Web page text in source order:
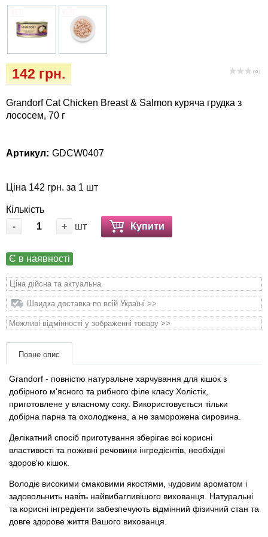
( 0 )
142 грн.
Grandorf Cat Chicken Breast & Salmon куряча грудка з
лососем, 70 г
Артикул: GDCW0407
Ціна 142 грн. за 1 шт
Кількість
-
+ шт Купити
Є в наявності
Ціна дійсна та актуальна
Швидка доставка по всій Україні >>
Можливі відмінності у зображенні товару >>
Повне опис
Grandorf - повністю натуральне харчування для кішок з
добірного м'ясного та рибного філе класу Холістік,
приготовлене у власному соку. Використовується тільки
добірна парна та охолоджена, а не заморожена сировина.
Делікатний спосіб приготування зберігає всі корисні
властивості та поживні речовини інгредієнтів, необхідні
здоров'ю кішок.
Володіє високими смаковими якостями, чудовим ароматом і
задовольнить навіть найвибагливішого вихованця. Натуральні
та корисні інгредієнти забезпечують відмінний фізичний стан та
довге здорове життя Вашого вихованця.
Ласощі та корма
Лежаки, будиночки, охолоджуючи
коврики
Миски, автогодівниці, поїлки
матеріали
Товари для гризунів
Товари для людей
Хозряд - господарчі товари оптом
Архів / Знято з виробництва